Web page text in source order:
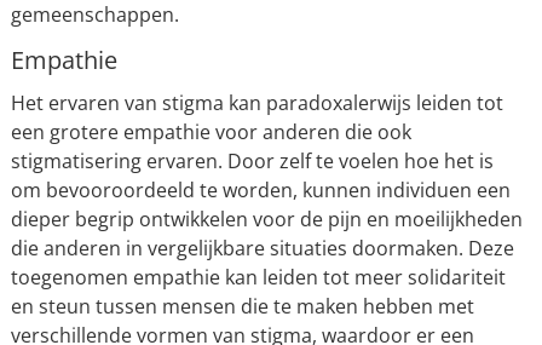
gemeenschappen.
Empathie
Het ervaren van stigma kan paradoxalerwijs leiden tot
een grotere empathie voor anderen die ook
stigmatisering ervaren. Door zelf te voelen hoe het is
om bevooroordeeld te worden, kunnen individuen een
dieper begrip ontwikkelen voor de pijn en moeilijkheden
die anderen in vergelijkbare situaties doormaken. Deze
toegenomen empathie kan leiden tot meer solidariteit
en steun tussen mensen die te maken hebben met
verschillende vormen van stigma, waardoor er een